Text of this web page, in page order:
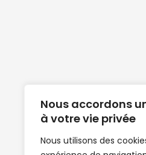
Nous accordons
à votre vie privée
Nous utilisons des